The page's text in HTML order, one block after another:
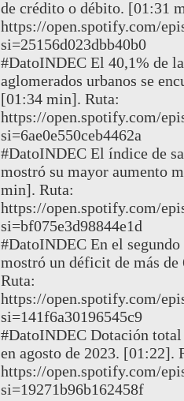
de crédito o débito. [01:31
https://open.spotify.com/
si=25156d023dbb40b0
#DatoINDEC El 40,1% de
aglomerados urbanos se
[01:34 min]. Ruta:
https://open.spotify.com/
si=6ae0e550ceb4462a
#DatoINDEC El índice de
mostró su mayor aumento
min]. Ruta:
https://open.spotify.com/
si=bf075e3d98844e1d
#DatoINDEC En el
mostró un déficit de más
Ruta:
https://open.spotify.com/
si=141f6a30196545c9
#DatoINDEC Dotación
en agosto de 2023. [01:22].
https://open.spotify.com/
si=19271b96b162458f